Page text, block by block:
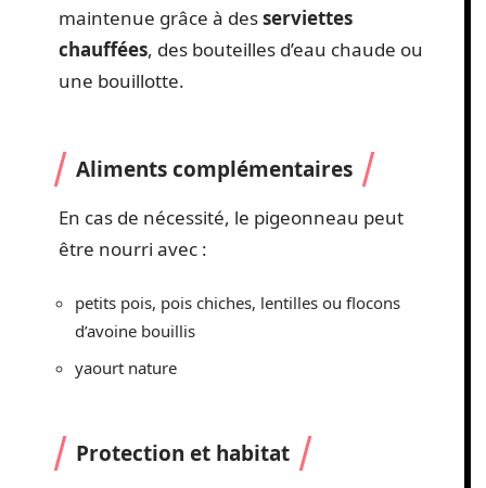
maintenue grâce à desserviettes
chauffées, des bouteilles d’eau chaude ou
une bouillotte.
Aliments complémentaires
En cas de nécessité, le pigeonneau peut
être nourri avec :
petits pois, pois chiches, lentilles ou flocons
d’avoine bouillis
yaourt nature
Protection et habitat